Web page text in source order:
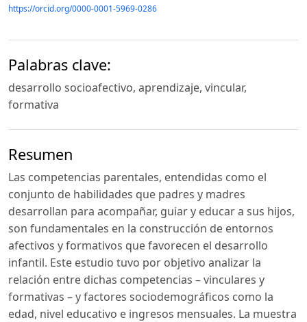
https://orcid.org/0000-0001-5969-0286
Palabras clave:
desarrollo socioafectivo, aprendizaje, vincular,
formativa
Resumen
Las competencias parentales, entendidas como el
conjunto de habilidades que padres y madres
desarrollan para acompañar, guiar y educar a sus hijos,
son fundamentales en la construcción de entornos
afectivos y formativos que favorecen el desarrollo
infantil. Este estudio tuvo por objetivo analizar la
relación entre dichas competencias – vinculares y
formativas – y factores sociodemográficos como la
edad, nivel educativo e ingresos mensuales. La muestra